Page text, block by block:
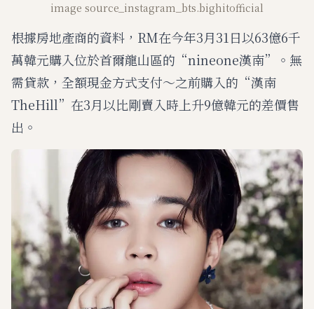
image source_instagram_bts.bighitofficial
根據房地產商的資料，RM在今年3月31日以63億6千
萬韓元購入位於首爾龍山區的“nineone漢南”。無
需貸款，全額現金方式支付～之前購入的“漢南
TheHill”在3月以比剛賣入時上升9億韓元的差價售
出。